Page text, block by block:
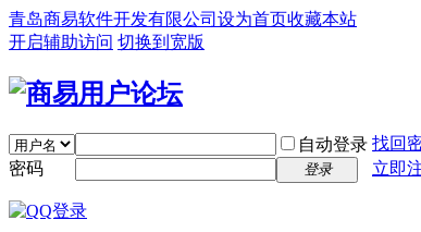
青岛商易软件开发有限公司 设为首页收藏本站
开启辅助访问 切换到宽版
自动登录 找回
密码
登录 立即